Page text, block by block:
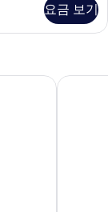
요금 보기
쉐라톤